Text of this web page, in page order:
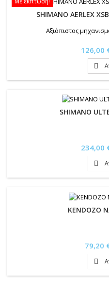
SHIMANO AERLEX
Αξιόπιστος
Τιμή
126,00

SHIMANO
Τιμή
234,00

KENDOZO
Τιμή
79,20
